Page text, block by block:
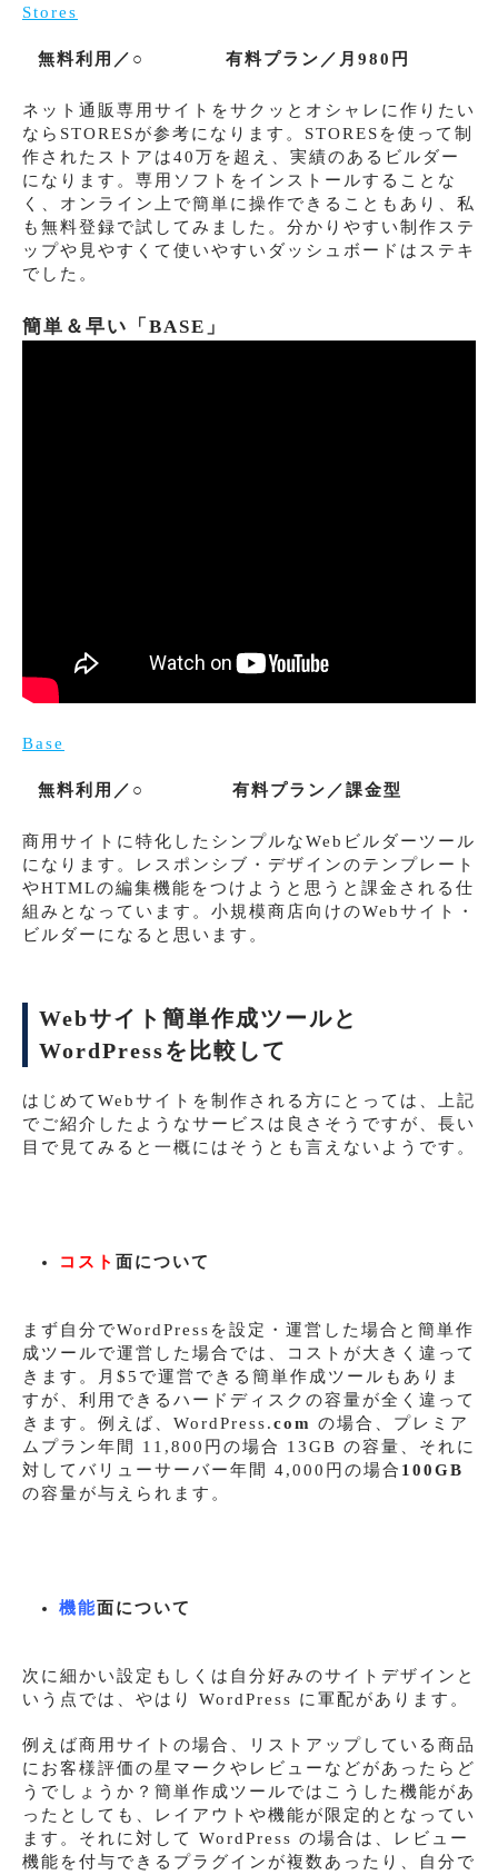
Stores
無料利用／○ 有料プラン／月980円
ネット通販専用サイトをサクッとオシャレに作りたい
ならSTORESが参考になります。STORESを使って制
作されたストアは40万を超え、実績のあるビルダー
になります。専用ソフトをインストールすることな
く、オンライン上で簡単に操作できることもあり、私
も無料登録で試してみました。分かりやすい制作ステ
ップや見やすくて使いやすいダッシュボードはステキ
でした。
簡単＆早い「BASE」
Base
無料利用／○ 有料プラン／課金型
商用サイトに特化したシンプルなWebビルダーツール
になります。レスポンシブ・デザインのテンプレート
やHTMLの編集機能をつけようと思うと課金される仕
組みとなっています。小規模商店向けのWebサイト・
ビルダーになると思います。
Webサイト簡単作成ツールと
WordPressを比較して
はじめてWebサイトを制作される方にとっては、上記
でご紹介したようなサービスは良さそうですが、長い
目で見てみると一概にはそうとも言えないようです。
コスト 面について
まず自分でWordPressを設定・運営した場合と簡単作
成ツールで運営した場合では、コストが大きく違って
きます。月$5で運営できる簡単作成ツールもありま
すが、利用できるハードディスクの容量が全く違って
きます。例えば、WordPress.com の場合、プレミア
ムプラン年間 11,800円の場合 13GB の容量、それに
対してバリューサーバー年間 4,000円の場合 100GB
の容量が与えられます。
機能面について
次に細かい設定もしくは自分好みのサイトデザインと
いう点では、やはり WordPress に軍配があります。
例えば商用サイトの場合、リストアップしている商品
にお客様評価の星マークやレビューなどがあったらど
うでしょうか？簡単作成ツールではこうした機能があ
ったとしても、レイアウトや機能が限定的となってい
ます。それに対して WordPress の場合は、レビュー
機能を付与できるプラグインが複数あったり、自分で